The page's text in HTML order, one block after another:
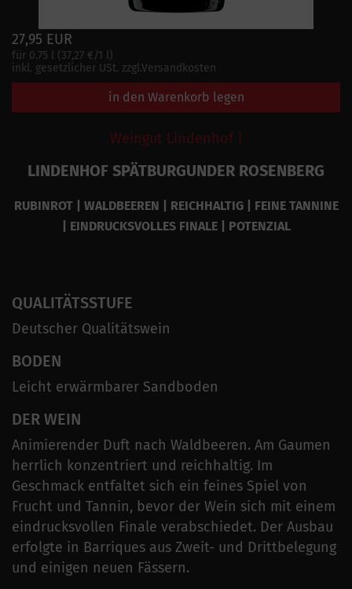
27,95 EUR
für 0.75 l (37,27 €/1 l)
inkl. gesetzlicher USt. zzgl.Versandkosten
in den Warenkorb legen
Weingut Lindenhof |
LINDENHOF SPÄTBURGUNDER ROSENBERG
RUBINROT | WALDBEEREN | REICHHALTIG | FEINE TANNINE
| EINDRUCKSVOLLES FINALE | POTENZIAL
QUALITÄTSSTUFE
Deutscher Qualitätswein
BODEN
Leicht erwärmbarer Sandboden
DER WEIN
Animierender Duft nach Waldbeeren. Am Gaumen
herrlich konzentriert und reichhaltig. Im
Geschmack entfaltet sich ein feines Spiel von
Frucht und Tannin, bevor der Wein sich mit einem
eindrucksvollen Finale verabschiedet. Der Ausbau
erfolgte in Barriques aus Zweit- und Drittbelegung
und einigen neuen Fässern.